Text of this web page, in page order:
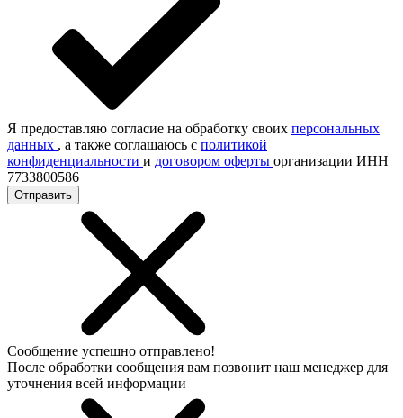
Я предоставляю согласие на обработку своих персональных
данных , а также соглашаюсь с политикой
конфиденциальности и договором оферты организации ИНН
7733800586
Отправить
Сообщение успешно отправлено!
После обработки сообщения вам позвонит наш менеджер для
уточнения всей информации